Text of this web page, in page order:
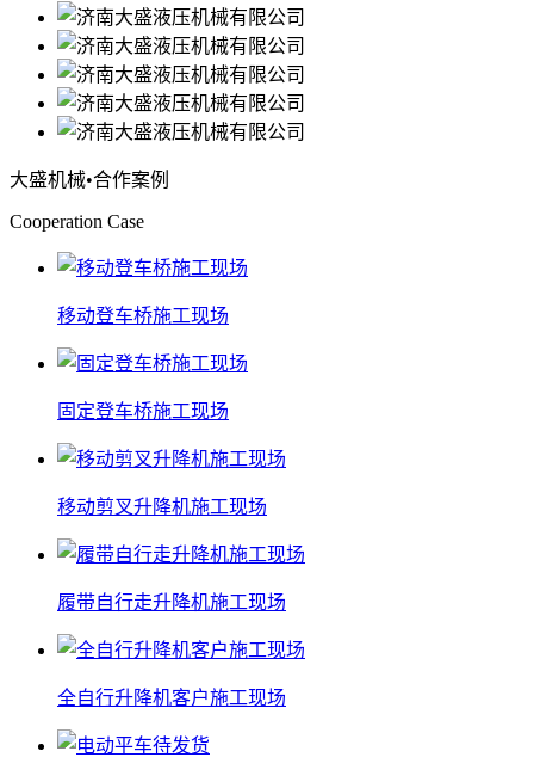
大盛机械•合作案例
Cooperation Case
移动登车桥施工现场
固定登车桥施工现场
移动剪叉升降机施工现场
履带自行走升降机施工现场
全自行升降机客户施工现场